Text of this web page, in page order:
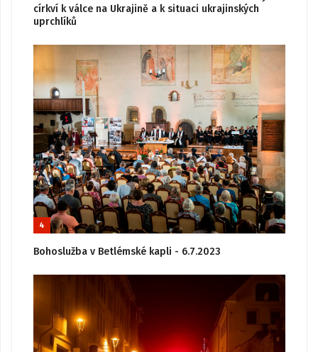
církví k válce na Ukrajině a k situaci ukrajinských
uprchlíků
4
Bohoslužba v Betlémské kapli - 6.7.2023